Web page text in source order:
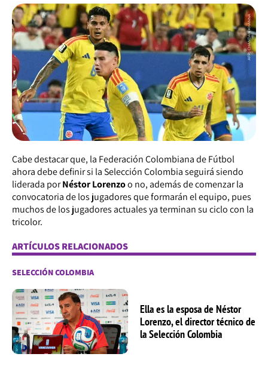
Cabe destacar que, la Federación Colombiana de Fútbol
ahora debe definir si la Selección Colombia seguirá siendo
liderada porNéstor Lorenzoo no, además de comenzar la
convocatoria de los jugadores que formarán el equipo, pues
muchos de los jugadores actuales ya terminan su ciclo con la
tricolor.
ARTÍCULOS RELACIONADOS
SELECCIÓN COLOMBIA
Ella es la esposa de Néstor
Lorenzo, el director técnico de
la Selección Colombia